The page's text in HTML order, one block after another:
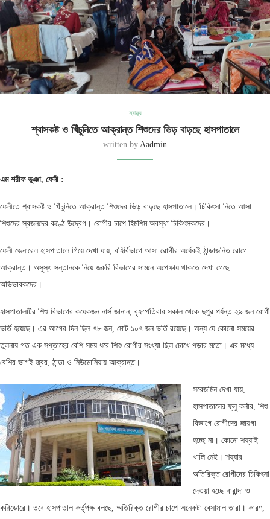
স্বাস্থ্য
শ্বাসকষ্ট ও খিঁচুনিতে আক্রান্ত শিশুদের ভিড় বাড়ছে হাসপাতালে
written by Aadmin
এম শরীফ ভূঞা, ফেনী :
ফেনীতে শ্বাসকষ্ট ও খিঁচুনিতে আক্রান্ত শিশুদের ভিড় বাড়ছে হাসপাতালে। চিকিৎসা নিতে আসা
শিশুদের স্বজনদের কণ্ঠে উদ্বেগ। রোগীর চাপে হিমশিম অবস্থা চিকিৎসকদের।
ফেনী জেনারেল হাসপাতালে গিয়ে দেখা যায়, বহির্বিভাগে আসা রোগীর অর্ধেকই ঠান্ডাজনিত রোগে
আক্রান্ত। অসুস্থ সন্তানকে নিয়ে জরুরি বিভাগের সামনে অপেক্ষায় থাকতে দেখা গেছে
অভিভাবকদের।
হাসপাতালটির শিশু বিভাগের কয়েকজন নার্স জানান, বৃহস্পতিবার সকাল থেকে দুপুর পর্যন্ত ২৯ জন রোগী
ভর্তি হয়েছে। এর আগের দিন ছিল ৭৮ জন, মোট ১০৭ জন ভর্তি রয়েছে। অন্য যে কোনো সময়ের
তুলনায় গত এক সপ্তাহের বেশি সময় ধরে শিশু রোগীর সংখ্যা ছিল চোখে পড়ার মতো। এর মধ্যে
বেশির ভাগই জ্বর, ঠান্ডা ও নিউমোনিয়ায় আক্রান্ত।
সরেজমিন দেখা যায়,
হাসপাতালের ফ্লু কর্নার, শিশু
বিভাগে রোগীদের জায়গা
হচ্ছে না। কোনো শয্যাই
খালি নেই। শয্যার
অতিরিক্ত রোগীদের চিকিৎসা
দেওয়া হচ্ছে বারান্দা ও
করিডোরে। তবে হাসপাতাল কর্তৃপক্ষ বলছে, অতিরিক্ত রোগীর চাপে অনেকটা বেসামাল তারা। কারণ,